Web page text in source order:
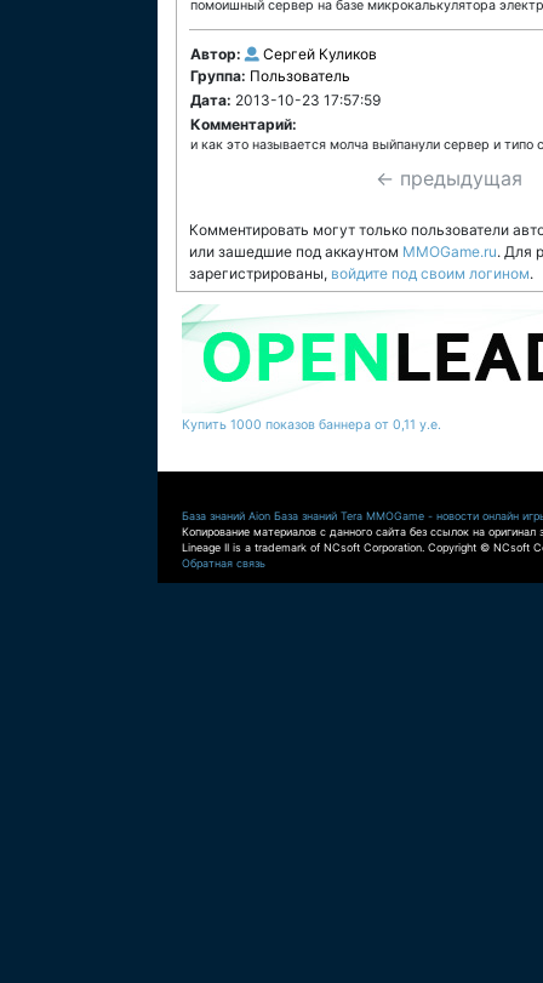
помоишный сервер на базе микрокалькулятора
Автор:
Сергей Куликов
Группа: Пользователь
Дата: 2013-10-23 17:57:59
Комментарий:
и как это называется молча выйпанули сервер и
← предыдущая
Комментировать могут только пользователи
или зашедшие под аккаунтом MMOGame.ru. Для
зарегистрированы, войдите под своим логином.
Купить 1000 показов баннера от 0,11 у.е.
База знаний Aion База знаний Tera MMOGame - новости онлайн
Копирование материалов с данного сайта без ссылок на оригинал
Lineage II is a trademark of NCsoft Corporation. Copyright © NCsoft
Обратная связь